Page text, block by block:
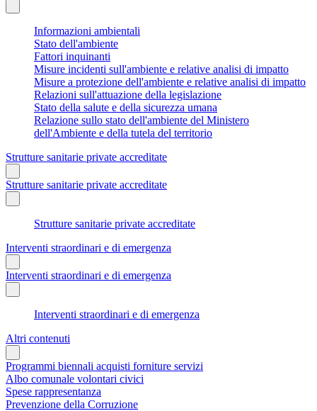
Informazioni ambientali
Stato dell'ambiente
Fattori inquinanti
Misure incidenti sull'ambiente e relative analisi di impatto
Misure a protezione dell'ambiente e relative analisi di impatto
Relazioni sull'attuazione della legislazione
Stato della salute e della sicurezza umana
Relazione sullo stato dell'ambiente del Ministero
dell'Ambiente e della tutela del territorio
Strutture sanitarie private accreditate
Strutture sanitarie private accreditate
Strutture sanitarie private accreditate
Interventi straordinari e di emergenza
Interventi straordinari e di emergenza
Interventi straordinari e di emergenza
Altri contenuti
Programmi biennali acquisti forniture servizi
Albo comunale volontari civici
Spese rappresentanza
Prevenzione della Corruzione